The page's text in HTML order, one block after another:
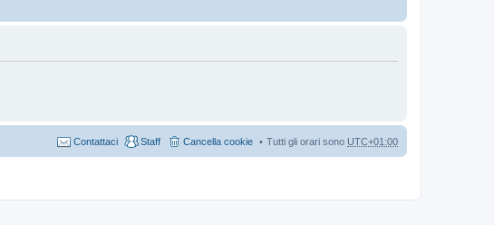
Tutti gli orari sono UTC+01:00
Cancella cookie
Staff
Contattaci